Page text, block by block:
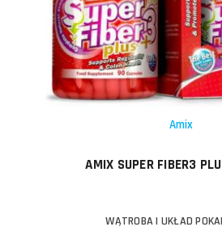
Amix
AMIX SUPER FIBER3
WĄTROBA I UKŁAD